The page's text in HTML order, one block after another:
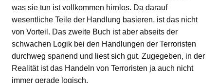
was sie tun ist vollkommen hirnlos. Da darauf
wesentliche Teile der Handlung basieren, ist das nicht
von Vorteil. Das zweite Buch ist aber abseits der
schwachen Logik bei den Handlungen der Terroristen
durchweg spanend und liest sich gut. Zugegeben, in der
Realität ist das Handeln von Terroristen ja auch nicht
immer gerade logisch.